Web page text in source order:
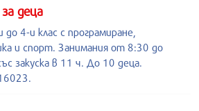
деца
4-и клас с програмиране,
и спорт. Занимания от 8:30 до
закуска в 11 ч. До 10 деца.